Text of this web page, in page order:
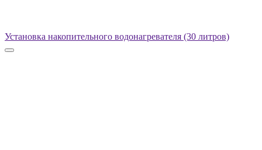
Установка накопительного водонагревателя (30 литров)